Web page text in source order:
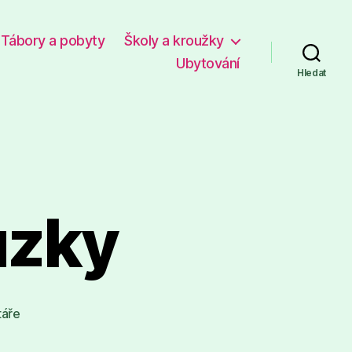
Tábory a pobyty
Školy a kroužky
Ubytování
Hledat
u